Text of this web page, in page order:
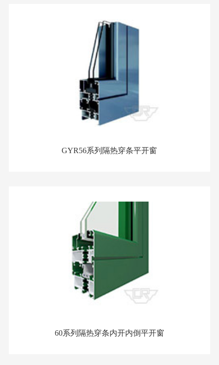
GYR56系列隔热穿条平开窗
60系列隔热穿条内开内倒平开窗